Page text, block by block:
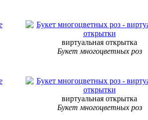
виртуальная открытка
Букет многоцветных роз
виртуальная открытка
Букет многоцветных роз